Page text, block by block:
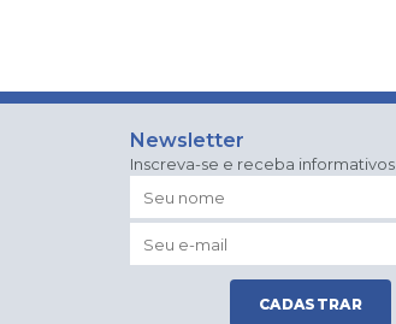
Newsletter
Inscreva-se e receba informativos
CADASTRAR